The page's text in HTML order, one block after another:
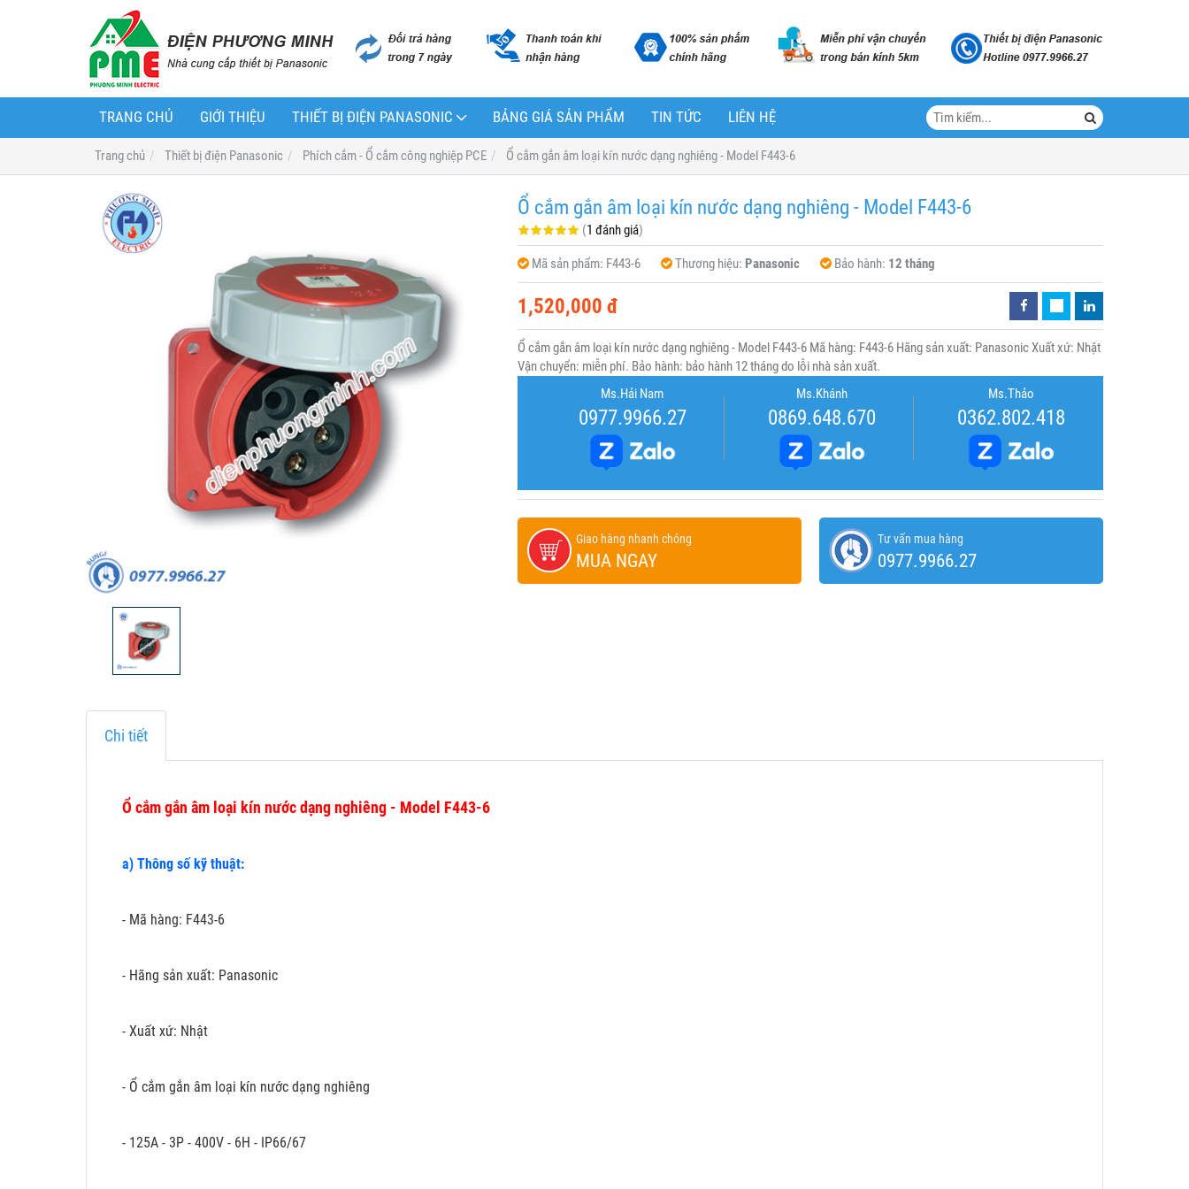
TRANG CHỦ GIỚI THIỆU THIẾT BỊ ĐIỆN PANASONIC BẢNG GIÁ SẢN PHẨM TIN TỨC LIÊN HỆ
Trang chủ Thiết bị điện Panasonic Phích cắm - Ổ cắm công nghiệp PCE Ổ cắm gắn âm loại kín nước dạng nghiêng - Model F443-6
Ổ cắm gắn âm loại kín nước dạng nghiêng - Model F443-6
(1 đánh giá)
Mã sản phẩm: F443-6 Thương hiệu: Panasonic Bảo hành: 12 tháng
1,520,000 đ
Ổ cắm gắn âm loại kín nước dạng nghiêng - Model F443-6 Mã hàng: F443-6 Hãng sản xuất: Panasonic Xuất xứ: Nhật
Vận chuyển: miễn phí. Bảo hành: bảo hành 12 tháng do lỗi nhà sản xuất.
Ms.Hải Nam
0977.9966.27
Ms.Khánh
0869.648.670
Ms.Thảo
0362.802.418
Giao hàng nhanh chóng
MUA NGAY
Tư vấn mua hàng
0977.9966.27
Chi tiết
Ổ cắm gắn âm loại kín nước dạng nghiêng - Model F443-6
a) Thông số kỹ thuật:
- Mã hàng: F443-6
- Hãng sản xuất: Panasonic
- Xuất xứ: Nhật
- Ổ cắm gắn âm loại kín nước dạng nghiêng
- 125A - 3P - 400V - 6H - IP66/67